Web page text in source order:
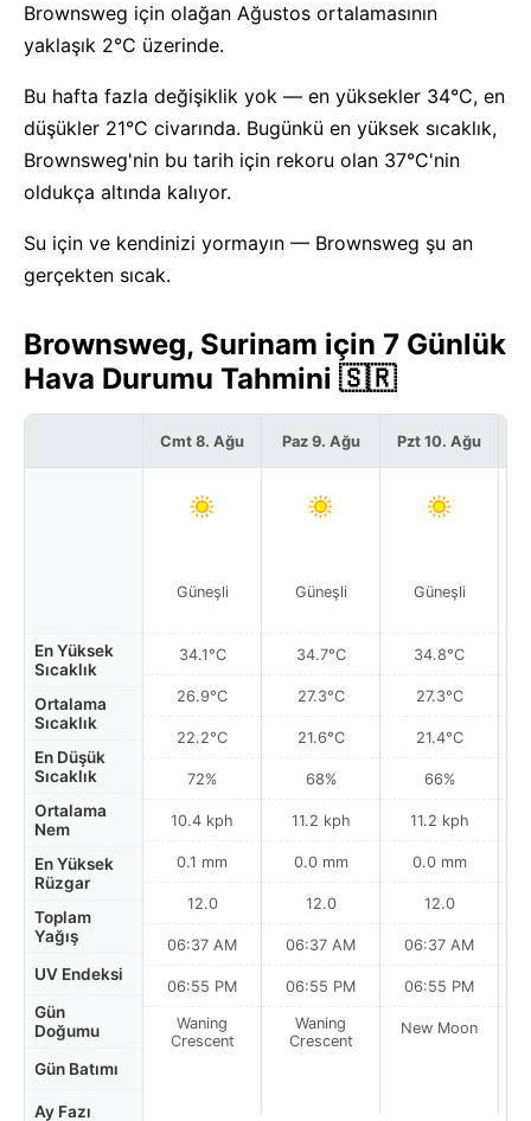
Brownsweg için olağan Ağustos ortalamasının
yaklaşık 2°C üzerinde.
Bu hafta fazla değişiklik yok — en yüksekler 34°C, en
düşükler 21°C civarında. Bugünkü en yüksek sıcaklık,
Brownsweg'nin bu tarih için rekoru olan 37°C'nin
oldukça altında kalıyor.
Su için ve kendinizi yormayın — Brownsweg şu an
gerçekten sıcak.
Brownsweg, Surinam için 7 Günlük
Hava Durumu Tahmini 🇸🇷
En Yüksek
Sıcaklık
Ortalama
Sıcaklık
En Düşük
Sıcaklık
Ortalama
Nem
En Yüksek
Rüzgar
Toplam
Yağış
UV Endeksi
Gün
Doğumu
Gün Batımı
Ay Fazı
Cmt 8. Ağu
Güneşli
34.1°C
26.9°C
22.2°C
72%
10.4 kph
0.1 mm
12.0
06:37 AM
06:55 PM
Waning
Crescent
Paz 9. Ağu
Güneşli
34.7°C
27.3°C
21.6°C
68%
11.2 kph
0.0 mm
12.0
06:37 AM
06:55 PM
Waning
Crescent
Pzt 10. Ağu
Güneşli
34.8°C
27.3°C
21.4°C
66%
11.2 kph
0.0 mm
12.0
06:37 AM
06:55 PM
New Moon